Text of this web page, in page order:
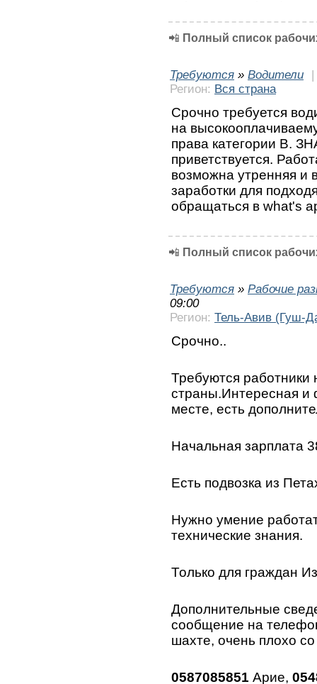
📲 Полный список
Требуются » Водители
|
Регион: Вся страна
Срочно требуется
на
права категории В.
приветствуется.
возможна утренняя и
заработки для
обращаться в what's
📲 Полный список
Требуются » Рабочие
09:00
Регион: Тель-Авив (Гуш-
Срочно..
Требуются работники
страны.Интересная и
месте, есть
Начальная зарплата
Есть подвозка из
Нужно умение
технические знания.
Только для граждан
Дополнительные
сообщение на
шахте, очень плохо
0587085851 Арие,